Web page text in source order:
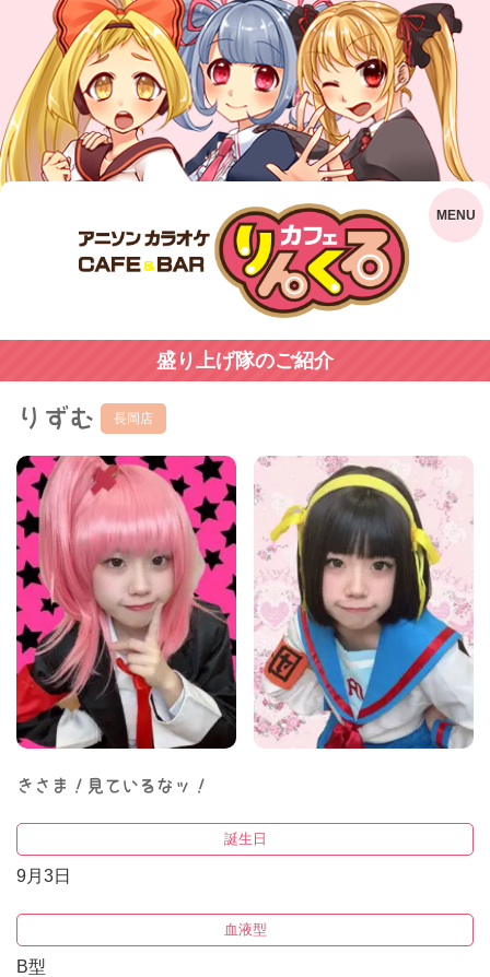
盛り上げ隊のご紹介
りずむ 長岡店
きさま！見ているなッ！
誕生日
9月3日
血液型
B型